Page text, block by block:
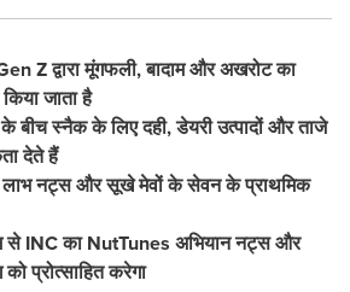
Z द्वारा मूंगफली, बादाम और अखरोट का
जाता है
बीच स्नैक के लिए दही, डेयरी उत्पादों और ताजे
देते हैं
लाभ नट्स और सूखे मेवों के सेवन के प्राथमिक
से INC का NutTunes अभियान नट्स और
प्रोत्साहित करेगा